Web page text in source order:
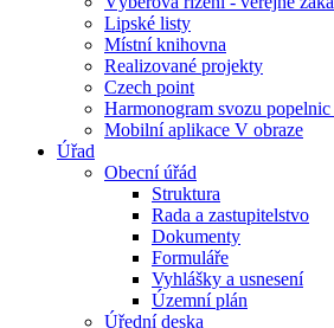
Lipské listy
Místní knihovna
Realizované projekty
Czech point
Harmonogram svozu
Mobilní aplikace V obraze
Úřad
Obecní úřád
Struktura
Rada a zastupitelstvo
Dokumenty
Formuláře
Vyhlášky a usnesení
Územní plán
Úřední deska